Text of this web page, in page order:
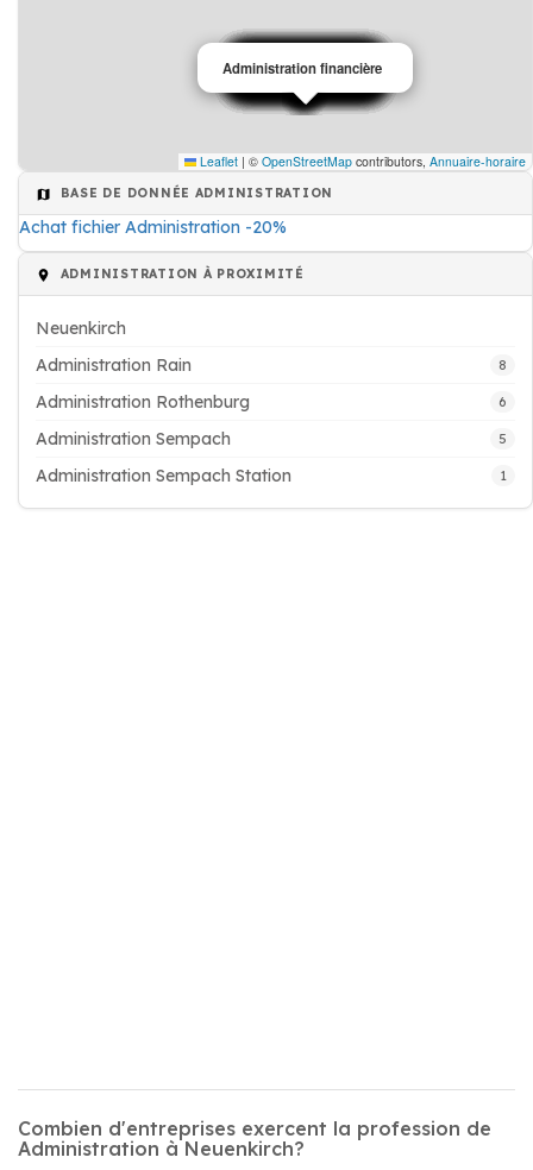
Administration
Administration
Administration
Administration
Administration
Administration
Administration
Administration
Administration
Administration
Administration
Administration
Administration
Administration
Administration
Administration
Administration financière
Leaflet | © OpenStreetMap contributors, Annuaire-horaire
BASE DE DONNÉE ADMINISTRATION
Achat fichier Administration -20%
ADMINISTRATION À PROXIMITÉ
Neuenkirch
Administration Rain
8
Administration Rothenburg 6
Administration Sempach 5
Administration Sempach Station 1
Combien d'entreprises exercent la profession de
Administration à Neuenkirch?